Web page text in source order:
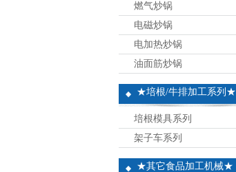
燃气炒锅
电磁炒锅
电加热炒锅
油面筋炒锅
★培根/牛排加工系列★
培根模具系列
架子车系列
★其它食品加工机械★